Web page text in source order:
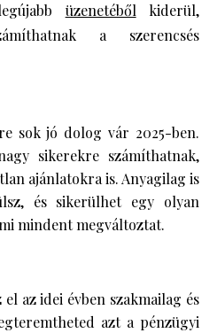
üzenetébőlkiderül,
a szerencsés
sok jó dolog vár 2025-ben.
sikerekre számíthatnak,
ajánlatokra is. Anyagilag is
és sikerülhet egy olyan
mindent megváltoztat.
az idei évben szakmailag és
azt a pénzügyi